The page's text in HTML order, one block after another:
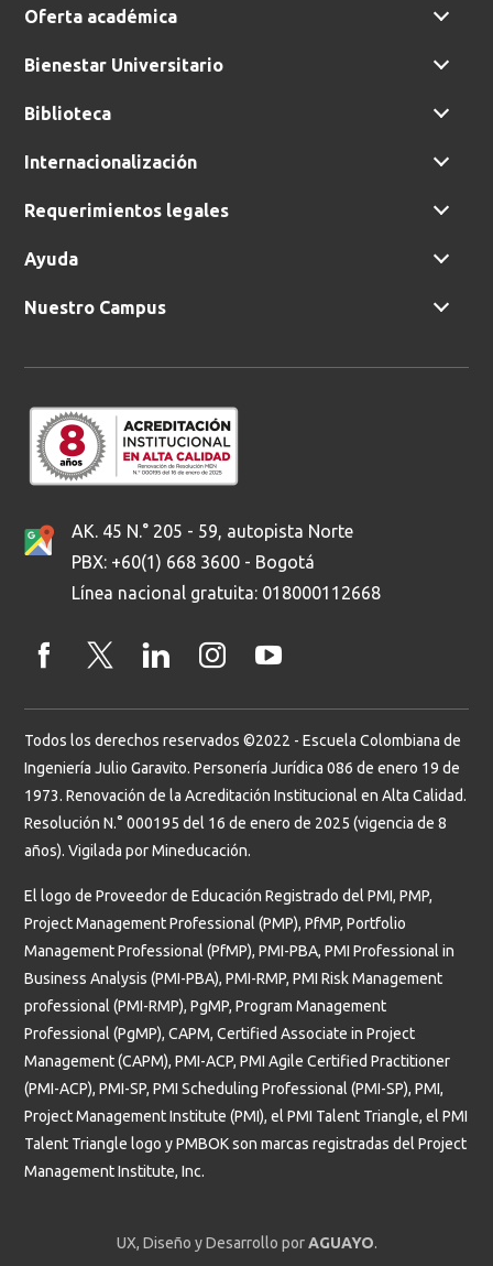
Oferta académica
Bienestar Universitario
Biblioteca
Internacionalización
Requerimientos legales
Ayuda
Nuestro Campus
AK. 45 N.° 205 - 59, autopista Norte
PBX: +60(1) 668 3600 - Bogotá
Línea nacional gratuita: 018000112668
Todos los derechos reservados ©2022 - Escuela Colombiana de
Ingeniería Julio Garavito. Personería Jurídica 086 de enero 19 de
1973. Renovación de la Acreditación Institucional en Alta Calidad.
Resolución N.° 000195 del 16 de enero de 2025 (vigencia de 8
años). Vigilada por Mineducación.
El logo de Proveedor de Educación Registrado del PMI, PMP,
Project Management Professional (PMP), PfMP, Portfolio
Management Professional (PfMP), PMI-PBA, PMI Professional in
Business Analysis (PMI-PBA), PMI-RMP, PMI Risk Management
professional (PMI-RMP), PgMP, Program Management
Professional (PgMP), CAPM, Certified Associate in Project
Management (CAPM), PMI-ACP, PMI Agile Certified Practitioner
(PMI-ACP), PMI-SP, PMI Scheduling Professional (PMI-SP), PMI,
Project Management Institute (PMI), el PMI Talent Triangle, el PMI
Talent Triangle logo y PMBOK son marcas registradas del Project
Management Institute, Inc.
UX, Diseño y Desarrollo porAGUAYO.